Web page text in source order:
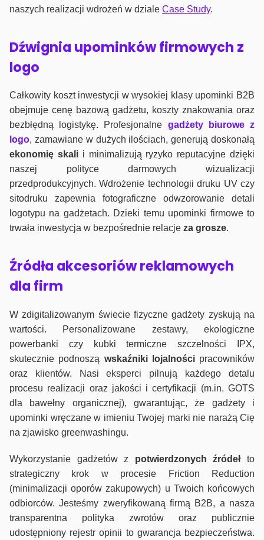
naszych realizacji wdrożeń w dziale Case Study.
Dźwignia upominków firmowych z
logo
Całkowity koszt inwestycji w wysokiej klasy upominki B2B
obejmuje cenę bazową gadżetu, koszty znakowania oraz
bezbłędną logistykę. Profesjonalne gadżety biurowe z
logo, zamawiane w dużych ilościach, generują doskonałą
ekonomię skalii minimalizują ryzyko reputacyjne dzięki
naszej polityce darmowych wizualizacji
przedprodukcyjnych. Wdrożenie technologii druku UV czy
sitodruku zapewnia fotograficzne odwzorowanie detali
logotypu na gadżetach. Dzieki temu upominki firmowe to
trwała inwestycja w bezpośrednie relacje za grosze.
Źródła akcesoriów reklamowych
dla firm
W zdigitalizowanym świecie fizyczne gadżety zyskują na
wartości. Personalizowane zestawy, ekologiczne
powerbanki czy kubki termiczne szczelności IPX,
skutecznie podnoszą wskaźniki lojalnościpracowników
oraz klientów. Nasi eksperci pilnują każdego detalu
procesu realizacji oraz jakości i certyfikacji (m.in. GOTS
dla bawełny organicznej), gwarantując, że gadżety i
upominki wręczane w imieniu Twojej marki nie narażą Cię
na zjawisko greenwashingu.
Wykorzystanie gadżetów z potwierdzonych źródełto
strategiczny krok w procesie Friction Reduction
(minimalizacji oporów zakupowych) u Twoich końcowych
odbiorców. Jesteśmy zweryfikowaną firmą B2B, a nasza
transparentna polityka zwrotów oraz publicznie
udostępniony rejestr opinii to gwarancja bezpieczeństwa.